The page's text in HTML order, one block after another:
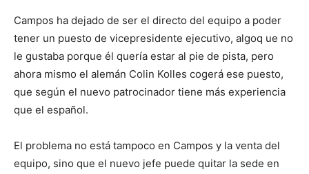
Campos ha dejado de ser el directo del equipo a poder
tener un puesto de vicepresidente ejecutivo, algoq ue no
le gustaba porque él quería estar al pie de pista, pero
ahora mismo el alemán Colin Kolles cogerá ese puesto,
que según el nuevo patrocinador tiene más experiencia
que el español.
El problema no está tampoco en Campos y la venta del
equipo, sino que el nuevo jefe puede quitar la sede en